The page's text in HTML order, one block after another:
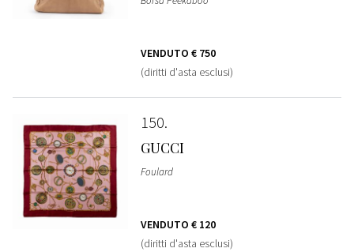
VENDUTO € 750
(diritti d'asta esclusi)
150
GUCCI
Foulard
VENDUTO € 120
(diritti d'asta esclusi)